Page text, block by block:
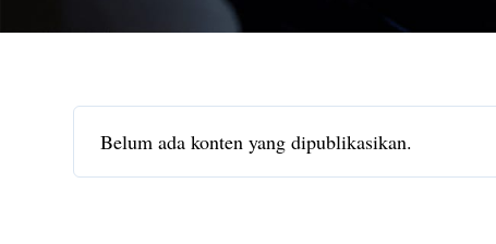
Belum ada konten yang dipublikasikan.